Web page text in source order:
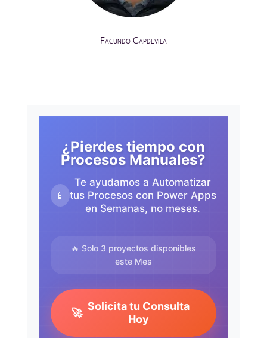
Facundo Capdevila
¿Pierdes tiempo con
Procesos Manuales?
📱
Te ayudamos a Automatizar
tus Procesos con Power Apps
en Semanas, no meses.
🔥 Solo 3 proyectos disponibles
este Mes
🚀
Solicita tu Consulta
Hoy